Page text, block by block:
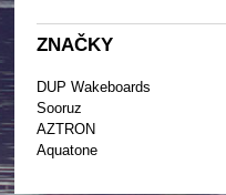
ZNAČKY
DUP Wakeboards
Sooruz
AZTRON
Aquatone